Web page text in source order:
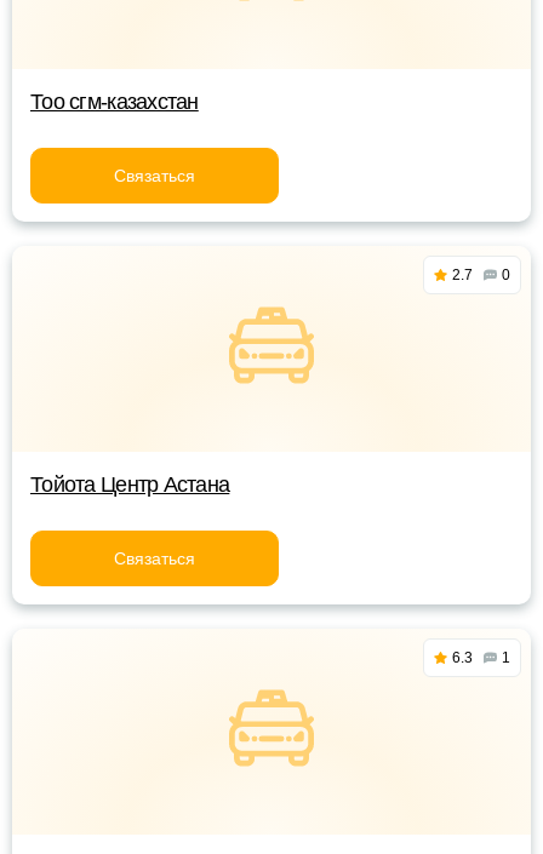
Тоо сгм-казахстан
Связаться
2.7 0
Тойота Центр Астана
Связаться
6.3 1